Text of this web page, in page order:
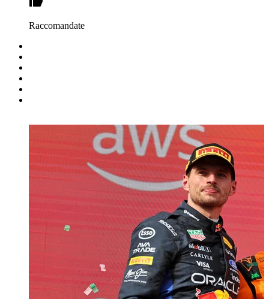
Raccomandate